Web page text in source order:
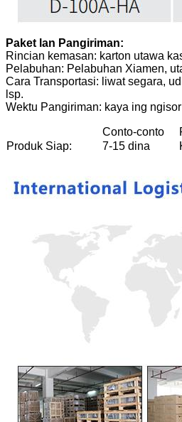
Paket lan Pangiriman:
Rincian kemasan: karton utawa
Pelabuhan: Pelabuhan Xiamen,
Cara Transportasi: liwat segara,
lsp.
Wektu Pangiriman: kaya ing
Conto-conto
Produk Siap:
7-15 dina